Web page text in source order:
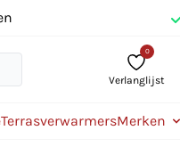
0
Verlanglijst
TerrasverwarmersMerken